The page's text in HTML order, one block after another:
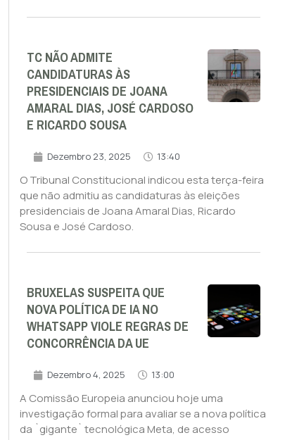
TC NÃO ADMITE
CANDIDATURAS ÀS
PRESIDENCIAIS DE JOANA
AMARAL DIAS, JOSÉ CARDOSO
E RICARDO SOUSA
Dezembro 23, 2025 13:40
O Tribunal Constitucional indicou esta terça-feira
que não admitiu as candidaturas às eleições
presidenciais de Joana Amaral Dias, Ricardo
Sousa e José Cardoso.
BRUXELAS SUSPEITA QUE
NOVA POLÍTICA DE IA NO
WHATSAPP VIOLE REGRAS DE
CONCORRÊNCIA DA UE
Dezembro 4, 2025 13:00
A Comissão Europeia anunciou hoje uma
investigação formal para avaliar se a nova política
da `gigante` tecnológica Meta, de acesso